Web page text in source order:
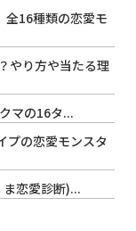
全16種類の恋愛モ
やり方や当たる理
マの16タ...
プの恋愛モンスタ
ま恋愛診断)...